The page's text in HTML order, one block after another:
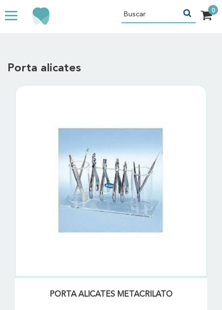
Porta alicates
PORTA ALICATES METACRILATO